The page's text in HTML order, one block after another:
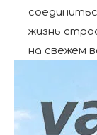
жизнь
на свежем